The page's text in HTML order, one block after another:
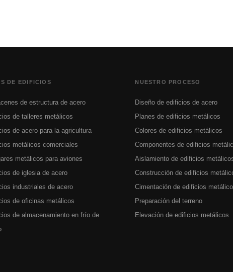
DE EDIFICIOS
de estructura de acero
de talleres metálicos
de acero para la agricultura
metálicos comerciales
metálicos para aviones
de iglesia de acero
industriales de acero
de oficinas metálicos
de almacenamiento en frío de
NUESTRO PROCESO
Diseño de edificios de acero
Planes de edificios metálicos
Colores de edificios metálicos
Componentes de edificios
Aislamiento de edificios
Construcción de edificios
Cimentación de edificios
Preparación del terreno
Elevación de edificios metálicos